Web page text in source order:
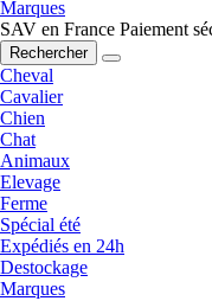
Marques
SAV en France Paiement
Rechercher
Cheval
Cavalier
Chien
Chat
Animaux
Elevage
Ferme
Spécial été
Expédiés en 24h
Destockage
Marques